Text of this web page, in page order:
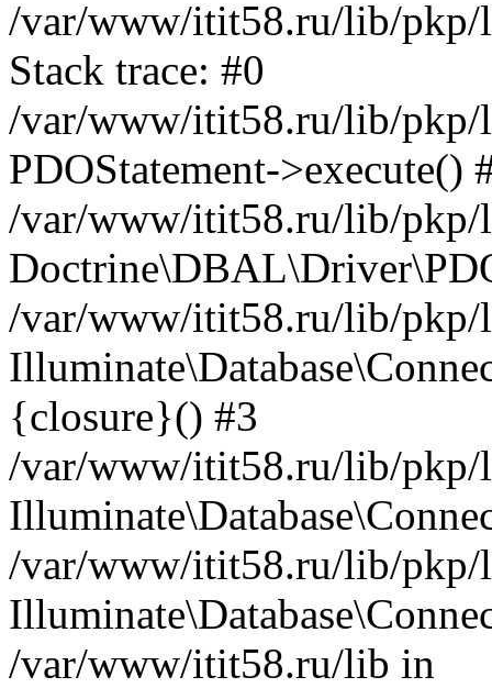
/var/www/itit58.ru/lib/pkp/
Stack trace: #0
/var/www/itit58.ru/lib/pkp/
PDOStatement->execute()
/var/www/itit58.ru/lib/pkp/
/var/www/itit58.ru/lib/pkp/
{closure}() #3
/var/www/itit58.ru/lib/pkp/
/var/www/itit58.ru/lib/pkp/
/var/www/itit58.ru/lib in